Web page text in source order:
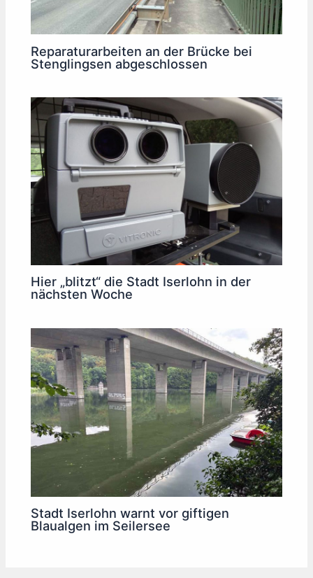
Reparaturarbeiten an der Brücke bei
Stenglingsen abgeschlossen
Hier „blitzt“ die Stadt Iserlohn in der
nächsten Woche
Stadt Iserlohn warnt vor giftigen
Blaualgen im Seilersee